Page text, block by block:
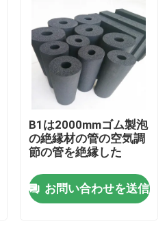
B1は2000mmゴム製泡
の絶縁材の管の空気調
節の管を絶縁した
お問い合わせを送信